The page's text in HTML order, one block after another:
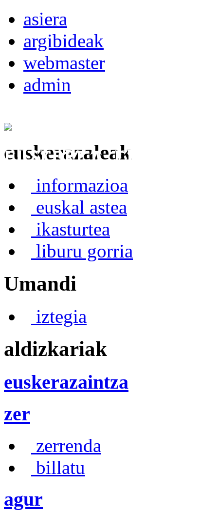
asiera
argibideak
webmaster
admin
Euskerea Erabilte
euskerazaleak
informazioa
euskal astea
ikasturtea
liburu gorria
Umandi
iztegia
aldizkariak
euskerazaintza
zer
zerrenda
billatu
agur